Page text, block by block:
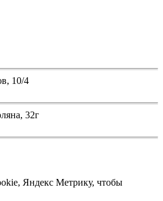
10/4
32г
Яндекс Метрику, чтобы